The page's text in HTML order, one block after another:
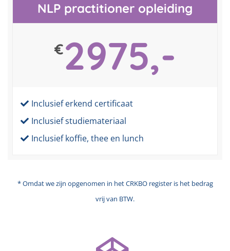
NLP practitioner opleiding
€2975,-
Inclusief erkend certificaat
Inclusief studiemateriaal
Inclusief koffie, thee en lunch
* Omdat we zijn opgenomen in het CRKBO register is het bedrag
vrij van BTW.